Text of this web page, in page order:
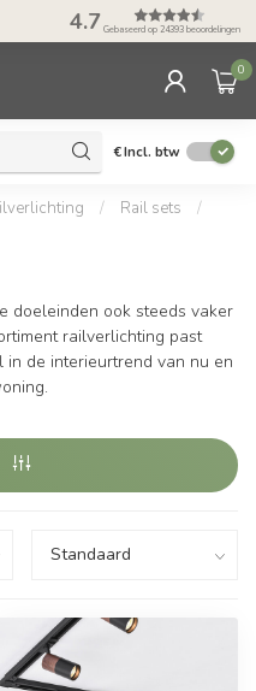
50 dagen
met Klarna
4.7 Gebaseerd op 24393 beoordelingen
0
€Incl. btw
/ Rail sets
/
doeleinden ook steeds vaker
railverlichting past
de interieurtrend van nu en